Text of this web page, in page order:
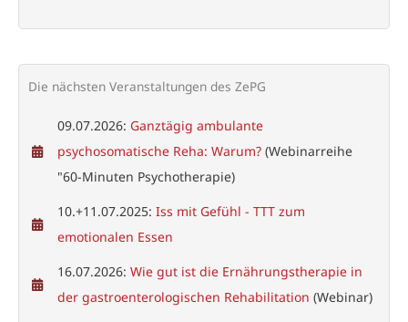
Die nächsten Veranstaltungen des ZePG
09.07.2026: Ganztägig ambulante
psychosomatische Reha: Warum? (Webinarreihe
"60-Minuten Psychotherapie)
10.+11.07.2025: Iss mit Gefühl - TTT zum
emotionalen Essen
16.07.2026: Wie gut ist die Ernährungstherapie in
der gastroenterologischen Rehabilitation (Webinar)